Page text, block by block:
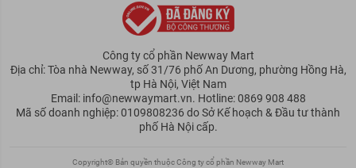
Công ty cổ phần Newway Mart
Địa chỉ: Tòa nhà Newway, số 31/76 phố An Dương, phường Hồng Hà,
tp Hà Nội, Việt Nam
Email: info@newwaymart.vn. Hotline: 0869 908 488
Mã số doanh nghiệp: 0109808236 do Sở Kế hoạch & Đầu tư thành
phố Hà Nội cấp.
Copyright© Bản quyền thuộc Công ty cổ phần Newway Mart